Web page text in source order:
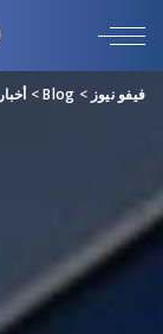
فيفو نيوز >
Blog
>